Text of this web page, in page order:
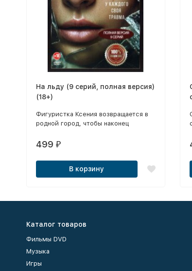
На льду (9 серий, полная версия)
(18+)
Фигуристка Ксения возвращается в
родной город, чтобы наконец
десятилетней давности, когда погиб
499 ₽
В корзину
Каталог товаров
Фильмы DVD
Музыка
Игры